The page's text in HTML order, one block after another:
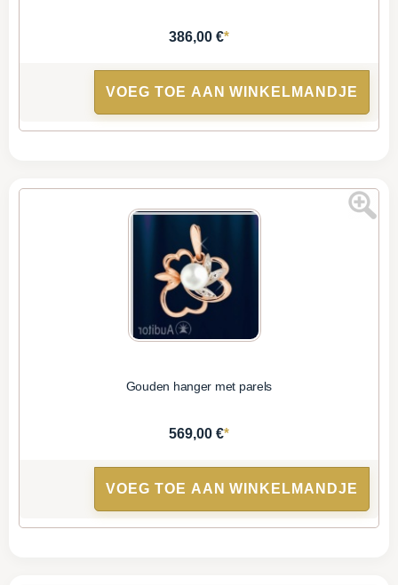
386,00 €*
VOEG TOE AAN WINKELMANDJE
Gouden hanger met parels
569,00 €*
VOEG TOE AAN WINKELMANDJE